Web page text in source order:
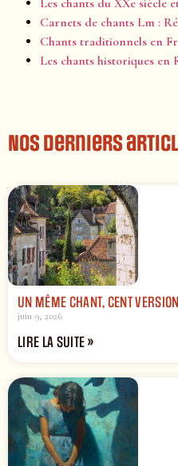
Carnets de chants Lm :
Chants traditionnels en
Les chants historiques en
Nos derniers
UN MÊME CHANT, CENT
juin 9, 2026
LIRE LA SUITE »